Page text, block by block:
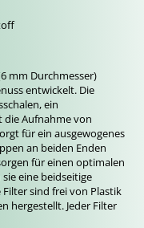
mm Durchmesser)
entwickelt. Die
ein
die Aufnahme von
für ein ausgewogenes
an beiden Enden
für einen optimalen
eine beidseitige
Filter sind frei von Plastik
hergestellt. Jeder Filter